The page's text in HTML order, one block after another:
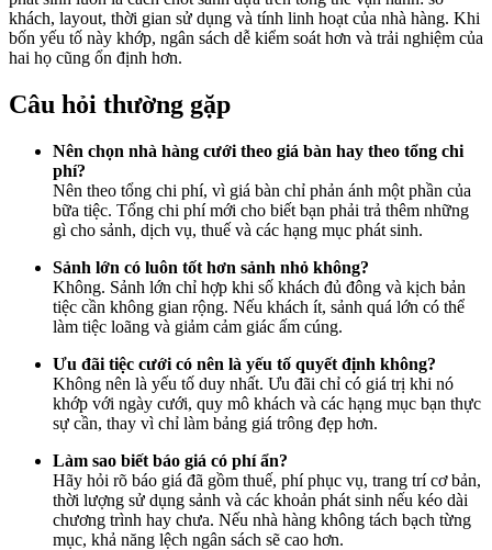
khách, layout, thời gian sử dụng và tính linh hoạt của nhà hàng. Khi
bốn yếu tố này khớp, ngân sách dễ kiểm soát hơn và trải nghiệm của
hai họ cũng ổn định hơn.
Câu hỏi thường gặp
Nên chọn nhà hàng cưới theo giá bàn hay theo tổng chi
phí?
Nên theo tổng chi phí, vì giá bàn chỉ phản ánh một phần của
bữa tiệc. Tổng chi phí mới cho biết bạn phải trả thêm những
gì cho sảnh, dịch vụ, thuế và các hạng mục phát sinh.
Sảnh lớn có luôn tốt hơn sảnh nhỏ không?
Không. Sảnh lớn chỉ hợp khi số khách đủ đông và kịch bản
tiệc cần không gian rộng. Nếu khách ít, sảnh quá lớn có thể
làm tiệc loãng và giảm cảm giác ấm cúng.
Ưu đãi tiệc cưới có nên là yếu tố quyết định không?
Không nên là yếu tố duy nhất. Ưu đãi chỉ có giá trị khi nó
khớp với ngày cưới, quy mô khách và các hạng mục bạn thực
sự cần, thay vì chỉ làm bảng giá trông đẹp hơn.
Làm sao biết báo giá có phí ẩn?
Hãy hỏi rõ báo giá đã gồm thuế, phí phục vụ, trang trí cơ bản,
thời lượng sử dụng sảnh và các khoản phát sinh nếu kéo dài
chương trình hay chưa. Nếu nhà hàng không tách bạch từng
mục, khả năng lệch ngân sách sẽ cao hơn.